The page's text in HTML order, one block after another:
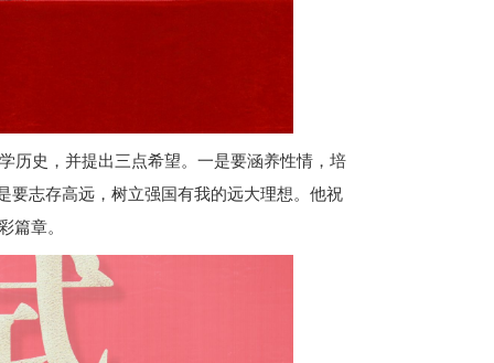
历史，并提出三点希望。一是要涵养性情，培
要志存高远，树立强国有我的远大理想。他祝
篇章。